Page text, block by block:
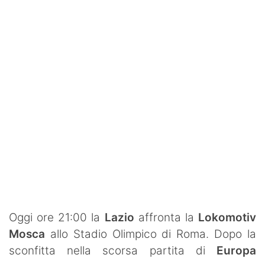
Contatti
Oggi ore 21:00 la Lazio affronta la Lokomotiv
Mosca allo Stadio Olimpico di Roma. Dopo la
sconfitta nella scorsa partita di Europa